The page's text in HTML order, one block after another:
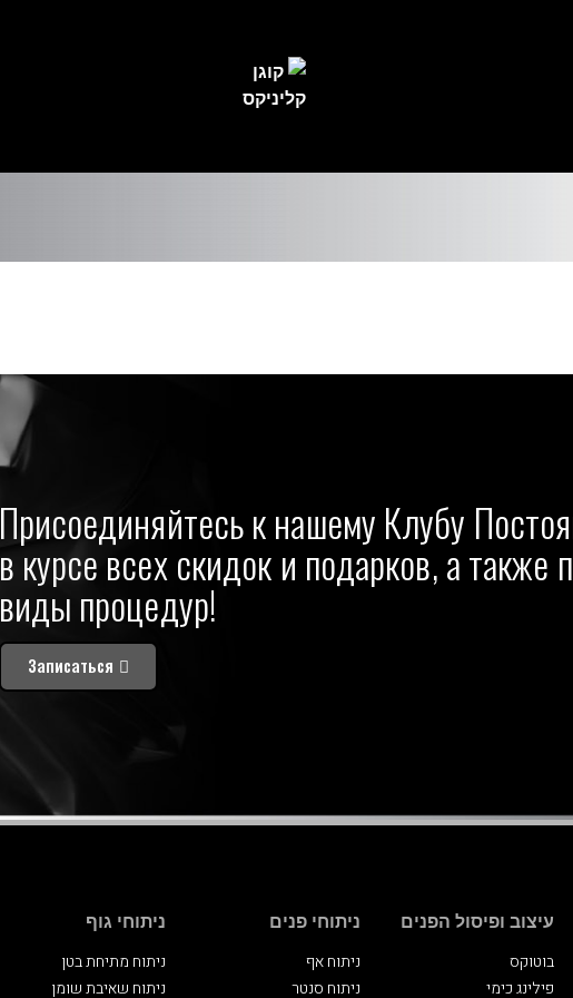
Присоединяйтесь к нашему Клубу
в курсе всех скидок и подарков, а также
виды процедур!
Записаться
ניתוחי גוף
ניתוח מתיחת בטן
ניתוח שאיבת שומן
ניתוחי פנים
ניתוח אף
ניתוח סנטר
עיצוב ופיסול הפנים
בוטוקס
פילינג כימי